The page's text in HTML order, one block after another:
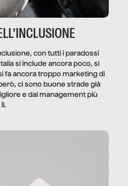
con tutti i paradossi
si include ancora poco, si
fa ancora troppo marketing di
ci sono buone strade già
e dal management più